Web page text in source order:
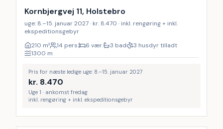
Kornbjergvej 11, Holstebro
uge: 8.–15. januar 2027 · kr. 8.470 · inkl. rengøring + inkl.
ekspeditionsgebyr
210 m² 14 pers. 6 vær. 3 bad
3 husdyr tilladt
1300 m
Pris for næste ledige uge: 8.–15. januar 2027
kr. 8.470
Uge 1 · ankomst fredag
inkl. rengøring + inkl. ekspeditionsgebyr
Inkl. rengøring